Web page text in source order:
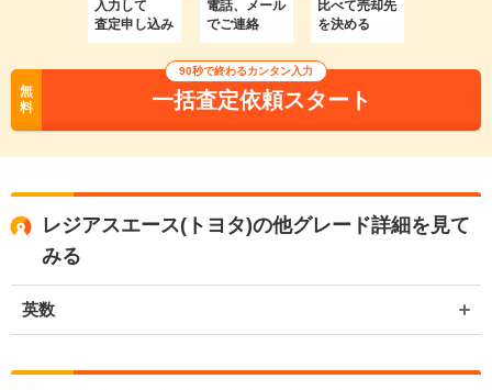
入力して
査定申し込み
電話、メール
でご連絡
比べて売却先
を決める
無
料
90秒で終わるカンタン入力
一括査定依頼スタート
レジアスエース(トヨタ)の他グレード詳細を見て
みる
英数